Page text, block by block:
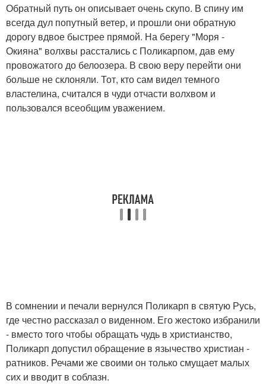
Обратный путь он описывает очень скупо. В спину им
всегда дул попутный ветер, и прошли они обратную
дорогу вдвое быстрее прямой. На берегу "Моря -
Окияна" волхвы расстались с Поликарпом, дав ему
провожатого до белоозера. В свою веру перейти они
больше не склоняли. Тот, кто сам видел темного
властелина, считался в чуди отчасти волхвом и
пользовался всеобщим уважением.
В сомнении и печали вернулся Поликарп в святую Русь,
где честно рассказал о виденном. Его жестоко избранили
- вместо того чтобы обращать чудь в христианство,
Поликарп допустил обращение в язычество христиан -
ратников. Речами же своими он только смущает малых
сих и вводит в соблазн.